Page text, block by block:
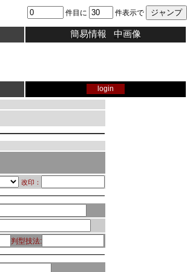
件目に 件表示で
簡易情報 中画像
login
改印：
判型技法: